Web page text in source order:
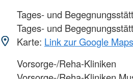
Tages- und
Tages- und
Karte: Link zur Google
Vorsorge-/Reha-Kliniken